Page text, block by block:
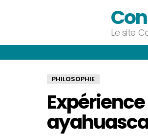
Le site
PHILOSOPHIE